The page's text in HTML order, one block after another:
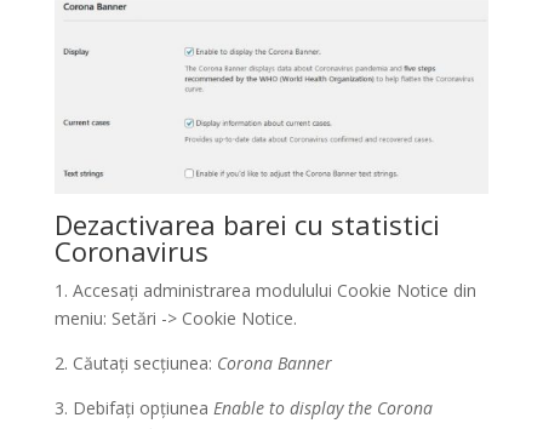
Dezactivarea barei cu statistici
Coronavirus
1. Accesați administrarea modulului Cookie Notice din
meniu: Setări -> Cookie Notice.
2. Căutați secțiunea: Corona Banner
3. Debifați opțiunea Enable to display the Corona